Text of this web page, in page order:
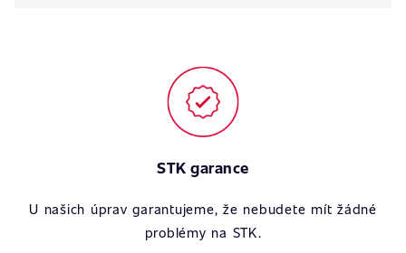
STK garance
U našich úprav garantujeme, že nebudete mít žádné
problémy na STK.